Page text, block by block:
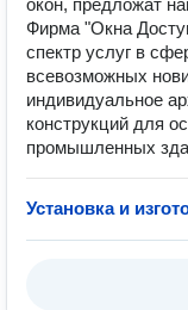
окон, предложат
Фирма "Окна
спектр услуг в
всевозможных
индивидуальное
конструкций для
промышленных
Установка и